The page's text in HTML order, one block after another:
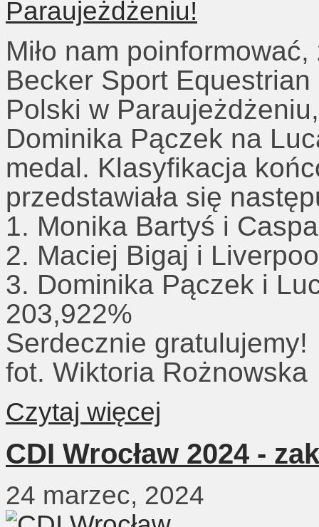
Miło nam
Becker Sport
Polski w
Dominika Pączek na
medal. Klasyfikacja
przedstawiała się
1. Monika Bartyś i
2. Maciej Bigaj i
3. Dominika Pączek i
203,922%
Serdecznie gratulujemy!
fot. Wiktoria Rożnowska
Czytaj więcej
CDI Wrocław 2024 -
24 marzec, 2024